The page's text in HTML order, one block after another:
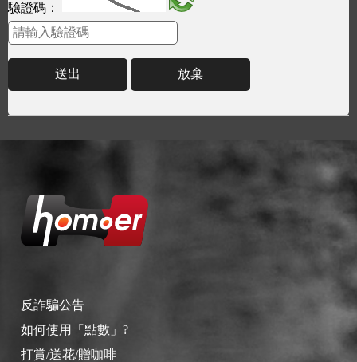
驗證碼：
送出 放棄
反詐騙公告
如何使用「點數」?
打賞/送花/贈咖啡